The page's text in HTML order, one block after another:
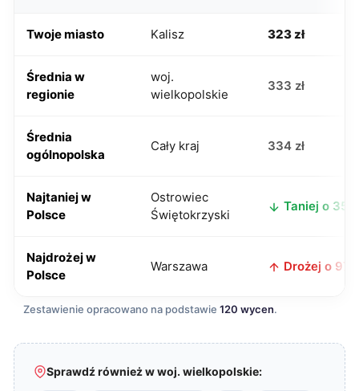
Twoje miasto Kalisz 323 zł
Średnia w
regionie
woj.
wielkopolskie
333 zł
Średnia
ogólnopolska
Cały kraj 334 zł
Najtaniej w
Polsce
Ostrowiec
Świętokrzyski
Taniej o 35
Najdrożej w
Polsce
Warszawa Drożej o 97
Zestawienie opracowano na podstawie 120 wycen.
Sprawdź również w woj. wielkopolskie: